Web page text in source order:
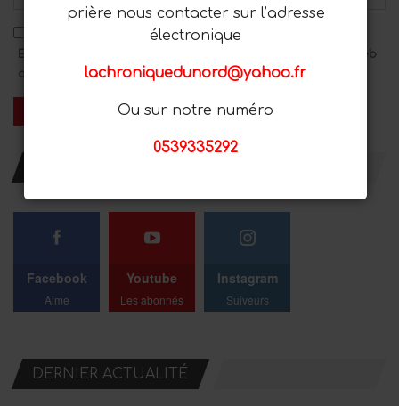
Enregistrez mon nom, mon adresse e-mail et mon site Web
dans ce navigateur pour le prochain commentaire.
Facebook
Aime
Youtube
Les abonnés
Instagram
Suiveurs
DERNIER ACTUALITÉ
prière nous contacter sur l’adresse
électronique
lachroniquedunord@yahoo.fr
Ou sur notre numéro
0539335292